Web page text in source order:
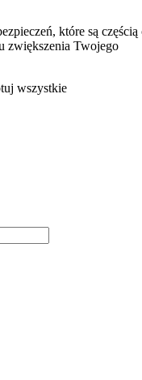
które są
zwiększenia Twojego
wszystkie